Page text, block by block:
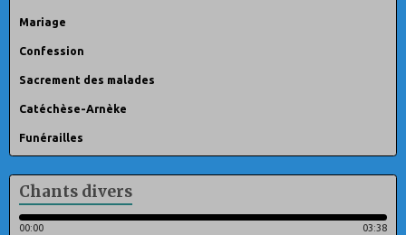
Mariage
Confession
Sacrement des malades
Catéchèse-Arnèke
Funérailles
Chants divers
00:00 03:38